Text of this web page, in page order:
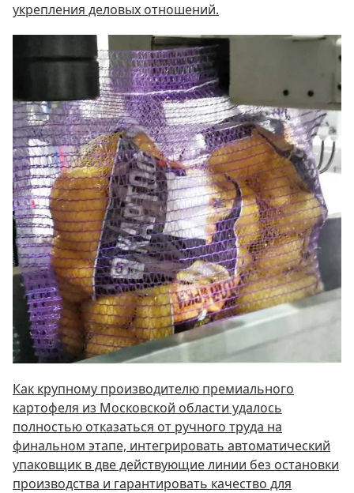
укрепления деловых отношений.
Как крупному производителю премиального
картофеля из Московской области удалось
полностью отказаться от ручного труда на
финальном этапе, интегрировать автоматический
упаковщик в две действующие линии без остановки
производства и гарантировать качество для